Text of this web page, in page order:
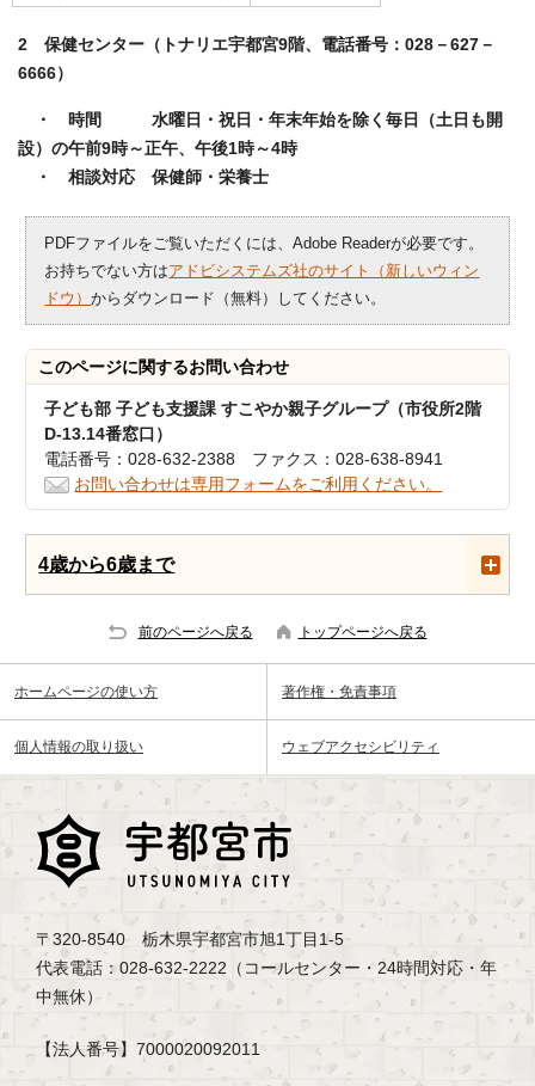
2 保健センター（トナリエ宇都宮9階、電話番号：028－627－
6666）
・ 時間 水曜日・祝日・年末年始を除く毎日（土日も開
設）の午前9時～正午、午後1時～4時
・ 相談対応 保健師・栄養士
PDFファイルをご覧いただくには、Adobe Readerが必要です。
お持ちでない方はアドビシステムズ社のサイト（新しいウィン
ドウ）からダウンロード（無料）してください。
このページに関するお問い合わせ
子ども部 子ども支援課 すこやか親子グループ（市役所2階
D-13.14番窓口）
電話番号：028-632-2388 ファクス：028-638-8941
お問い合わせは専用フォームをご利用ください。
4歳から6歳まで
前のページへ戻る トップページへ戻る
ホームページの使い方 著作権・免責事項
個人情報の取り扱い ウェブアクセシビリティ
〒320-8540 栃木県宇都宮市旭1丁目1-5
代表電話：028-632-2222（コールセンター・24時間対応・年
中無休）
【法人番号】7000020092011